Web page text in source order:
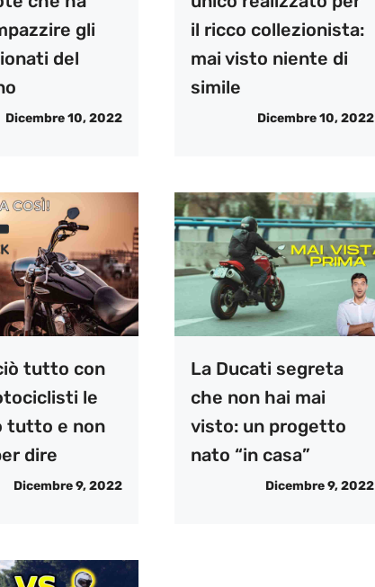
gli
del
Dicembre 10, 2022
il ricco collezionista:
mai visto niente di
simile
Dicembre 10, 2022
tutto con
le
tutto e non
dire
Dicembre 9, 2022
La Ducati segreta
che non hai mai
visto: un progetto
nato “in casa”
Dicembre 9, 2022